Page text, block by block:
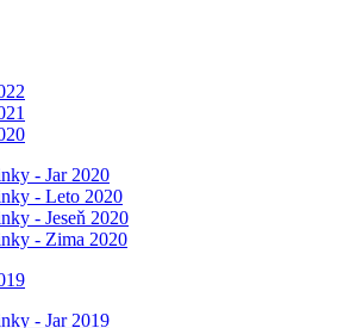
- Jar 2020
- Leto 2020
- Jeseň 2020
- Zima 2020
- Jar 2019